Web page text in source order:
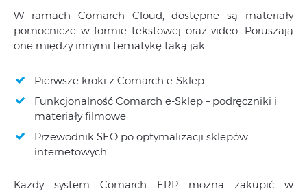
W ramach Comarch Cloud, dostępne są materiały
pomocnicze w formie tekstowej oraz video. Poruszają
one między innymi tematykę taką jak:
Pierwsze kroki z Comarch e-Sklep
Funkcjonalność Comarch e-Sklep – podręczniki i
materiały filmowe
Przewodnik SEO po optymalizacji sklepów
internetowych
Każdy system Comarch ERP można zakupić w